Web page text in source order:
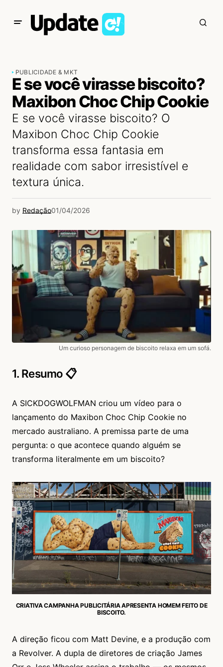
PUBLICIDADE & MKT
E se você virasse biscoito?
Maxibon Choc Chip Cookie
E se você virasse biscoito? O
Maxibon Choc Chip Cookie
transforma essa fantasia em
realidade com sabor irresistível e
textura única.
by Redação01/04/2026
Um curioso personagem de biscoito relaxa em um sofá.
1. Resumo 📋
A SICKDOGWOLFMAN criou um vídeo para o
lançamento do Maxibon Choc Chip Cookie no
mercado australiano. A premissa parte de uma
pergunta: o que acontece quando alguém se
transforma literalmente em um biscoito?
CRIATIVA CAMPANHA PUBLICITÁRIA APRESENTA HOMEM FEITO DE
BISCOITO.
A direção ficou com Matt Devine, e a produção com
a Revolver. A dupla de diretores de criação James